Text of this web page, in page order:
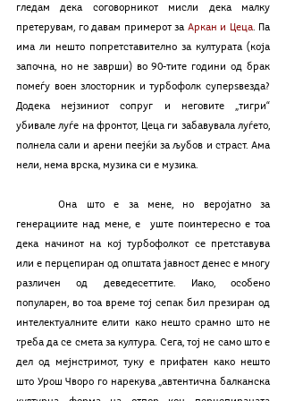
гледам дека соговорникот мисли дека малку
претерувам, го давам примерот за Аркан и Цеца. Па
има ли нешто попретставително за културата (која
започна, но не заврши) во 90-тите години од брак
помеѓу воен злосторник и турбофолк суперѕвезда?
Додека нејзиниот сопруг и неговите „тигри“
убивале луѓе на фронтот, Цеца ги забавувала луѓето,
полнела сали и арени пеејќи за љубов и страст. Ама
нели, нема врска, музика си е музика.
	Она што е за мене, но веројатно за
генерациите над мене, е  уште поинтересно е тоа
дека начинот на кој турбофолкот се претставува
или е перцепиран од општата јавност денес е многу
различен од деведесеттите. Иако, особено
популарен, во тоа време тој сепак бил презиран од
интелектуалните елити како нешто срамно што не
треба да се смета за култура. Сега, тој не само што е
дел од мејнстримот, туку е прифатен како нешто
што Урош Чворо го нарекува „автентична балканска